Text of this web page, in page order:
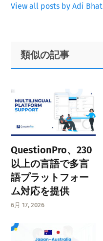
View all posts by Adi Bhat
Primary
Sidebar
Footer
類似の記事
QuestionPro、230
以上の言語で多言
語プラットフォー
ム対応を提供
6月 17, 2026